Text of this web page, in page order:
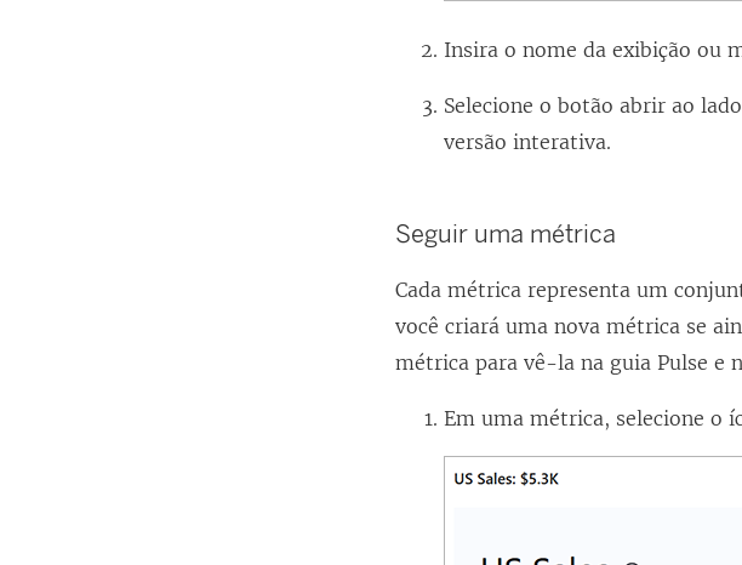
Insira o nome da exibição ou
Selecione o botão abrir ao
versão interativa.
Seguir uma métrica
Cada métrica representa um
você criará uma nova métrica se
métrica para vê-la na guia Pulse e
Em uma métrica, selecione o